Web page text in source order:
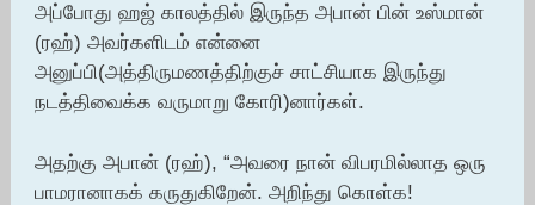
அப்போது ஹஜ் காலத்தில் இருந்த அபான் பின் உஸ்மான்
(ரஹ்) அவர்களிடம் என்னை
அனுப்பி(அத்திருமணத்திற்குச் சாட்சியாக இருந்து
நடத்திவைக்க வருமாறு கோரி)னார்கள்.
அதற்கு அபான் (ரஹ்), “அவரை நான் விபரமில்லாத ஒரு
பாமரானாகக் கருதுகிறேன். அறிந்து கொள்க!